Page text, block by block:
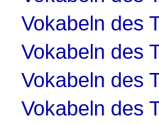
Vokabeln des
Vokabeln des
Vokabeln des
Vokabeln des